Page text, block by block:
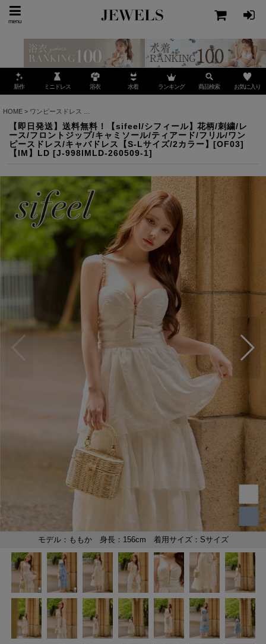
menu
新作 ミニドレス 浴衣 水着 ランキング 商品検索 お気に入り
HOME > ワンピースドレス
【即日発送】送料無料！【sifeel/シフィール】花柄/刺繍/レ
ース/フロントジップ/キャミソール/ティアード/フリル/ワン
ピースドレス/キャバドレス【S-Lサイズ/2カラー】[OF03]
【IM】LD [J-998IMLD-260509-1]